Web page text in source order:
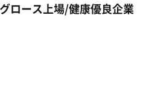
ロース上場/健康優良企業